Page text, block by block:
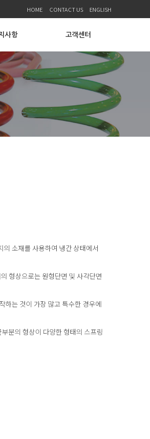
HOME CONTACT US ENGLISH
사항 고객센터
소재를 사용하여 냉간 상태에서
형상으로는 원형단면 및 사각단면
하는 것이 가장 많고 특수한 경우에
분의 형상이 다양한 형태의 스프링